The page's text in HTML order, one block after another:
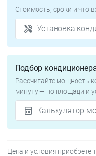
Стоимость, сроки и что
Установка
Подбор кондиционера
Рассчитайте мощность
минуту — по площади и
Калькулятор
Цена и условия